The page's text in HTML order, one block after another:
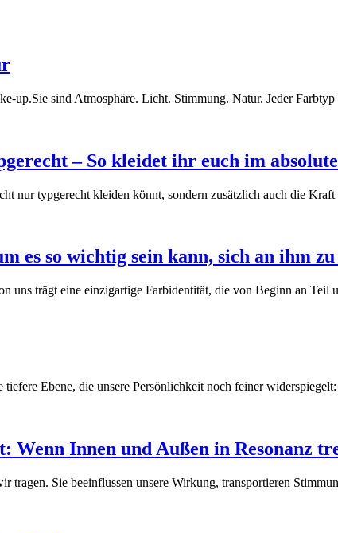
up.Sie sind Atmosphäre. Licht. Stimmung. Natur. Jeder
– So kleidet ihr euch im
nur typgerecht kleiden könnt, sondern zusätzlich auch die
es so wichtig sein kann, sich an ihm
uns trägt eine einzigartige Farbidentität, die von Beginn an Teil
tiefere Ebene, die unsere Persönlichkeit noch feiner
Wenn Innen und Außen in Resonanz
tragen. Sie beeinflussen unsere Wirkung, transportieren